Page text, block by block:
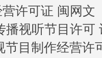
营许可证 闽网文
播视听节目许可
节目制作经营许